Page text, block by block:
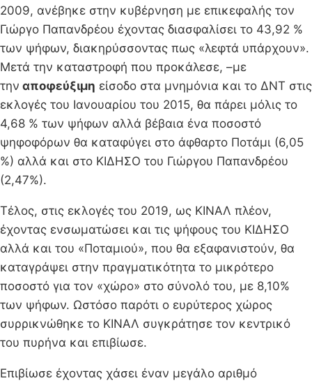
2009, ανέβηκε στην κυβέρνηση με επικεφαλής τον
Γιώργο Παπανδρέου έχοντας διασφαλίσει το 43,92 %
των ψήφων, διακηρύσσοντας πως «λεφτά υπάρχουν».
Μετά την καταστροφή που προκάλεσε, –με
την αποφεύξιμη είσοδο στα μνημόνια και το ΔΝΤ στις
εκλογές του Ιανουαρίου του 2015, θα πάρει μόλις το
4,68 % των ψήφων αλλά βέβαια ένα ποσοστό
ψηφοφόρων θα καταφύγει στο άφθαρτο Ποτάμι (6,05
%) αλλά και στο ΚΙΔΗΣΟ του Γιώργου Παπανδρέου
(2,47%).
Τέλος, στις εκλογές του 2019, ως ΚΙΝΑΛ πλέον,
έχοντας ενσωματώσει και τις ψήφους του ΚΙΔΗΣΟ
αλλά και του «Ποταμιού», που θα εξαφανιστούν, θα
καταγράψει στην πραγματικότητα το μικρότερο
ποσοστό για τον «χώρο» στο σύνολό του, με 8,10%
των ψήφων. Ωστόσο παρότι ο ευρύτερος χώρος
συρρικνώθηκε το ΚΙΝΑΛ συγκράτησε τον κεντρικό
του πυρήνα και επιβίωσε.
Επιβίωσε έχοντας χάσει έναν μεγάλο αριθμό